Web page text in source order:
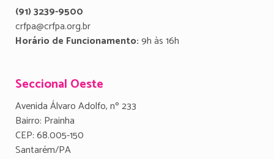
(91) 3239-9500
crfpa@crfpa.org.br
Horário de Funcionamento:9h às 16h
Seccional Oeste
Avenida Álvaro Adolfo, nº 233
Bairro: Prainha
CEP: 68.005-150
Santarém/PA